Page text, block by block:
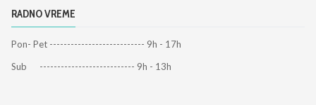
RADNO VREME
Pon- Pet --------------------------- 9h - 17h
Sub --------------------------- 9h - 13h